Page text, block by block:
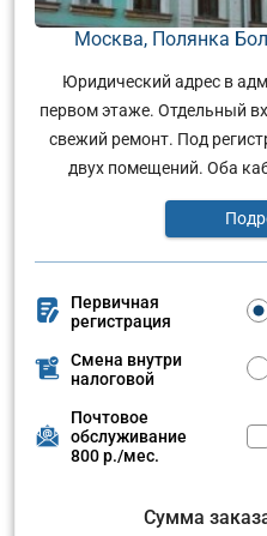
Москва, Полянка
Юридический адрес в
первом этаже. Отдельный
свежий ремонт. Под
двух помещений. Оба
Первичная
регистрация
Смена внутри
налоговой
Почтовое
обслуживание
800 р./мес.
Сумма